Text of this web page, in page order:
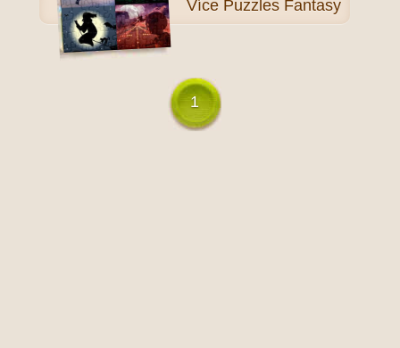
Více Puzzles Fantasy
1